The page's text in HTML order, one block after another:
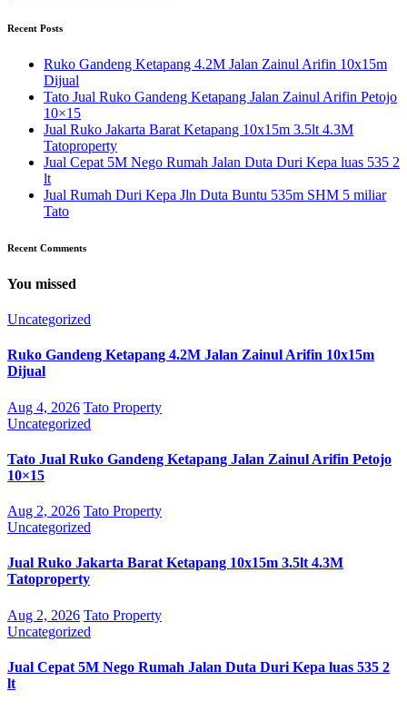
Recent Posts
Ruko Gandeng Ketapang 4.2M Jalan Zainul Arifin 10x15m
Dijual
Tato Jual Ruko Gandeng Ketapang Jalan Zainul Arifin Petojo
10×15
Jual Ruko Jakarta Barat Ketapang 10x15m 3.5lt 4.3M
Tatoproperty
Jual Cepat 5M Nego Rumah Jalan Duta Duri Kepa luas 535 2
lt
Jual Rumah Duri Kepa Jln Duta Buntu 535m SHM 5 miliar
Tato
Recent Comments
You missed
Uncategorized
Ruko Gandeng Ketapang 4.2M Jalan Zainul Arifin 10x15m
Dijual
Aug 4, 2026 Tato Property
Uncategorized
Tato Jual Ruko Gandeng Ketapang Jalan Zainul Arifin Petojo
10×15
Aug 2, 2026 Tato Property
Uncategorized
Jual Ruko Jakarta Barat Ketapang 10x15m 3.5lt 4.3M
Tatoproperty
Aug 2, 2026 Tato Property
Uncategorized
Jual Cepat 5M Nego Rumah Jalan Duta Duri Kepa luas 535 2
lt